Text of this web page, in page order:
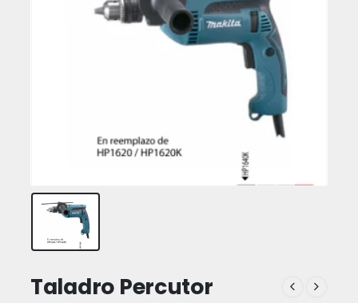
Taladro Percutor